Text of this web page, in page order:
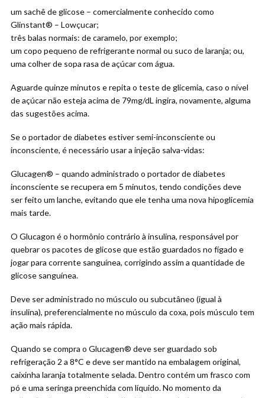
um sachê de glicose – comercialmente conhecido como
Glinstant® – Lowçucar;
três balas normais: de caramelo, por exemplo;
um copo pequeno de refrigerante normal ou suco de laranja; ou,
uma colher de sopa rasa de açúcar com água.
Aguarde quinze minutos e repita o teste de glicemia, caso o nível
de açúcar não esteja acima de 79mg/dL ingira, novamente, alguma
das sugestões acima.
Se o portador de diabetes estiver semi-inconsciente ou
inconsciente, é necessário usar a injeção salva-vidas:
Glucagen® – quando administrado o portador de diabetes
inconsciente se recupera em 5 minutos, tendo condições deve
ser feito um lanche, evitando que ele tenha uma nova hipoglicemia
mais tarde.
O Glucagon é o hormônio contrário à insulina, responsável por
quebrar os pacotes de glicose que estão guardados no fígado e
jogar para corrente sanguínea, corrigindo assim a quantidade de
glicose sanguínea.
Deve ser administrado no músculo ou subcutâneo (igual à
insulina), preferencialmente no músculo da coxa, pois músculo tem
ação mais rápida.
Quando se compra o Glucagen® deve ser guardado sob
refrigeração 2 a 8°C e deve ser mantido na embalagem original,
caixinha laranja totalmente selada. Dentro contém um frasco com
pó e uma seringa preenchida com líquido. No momento da